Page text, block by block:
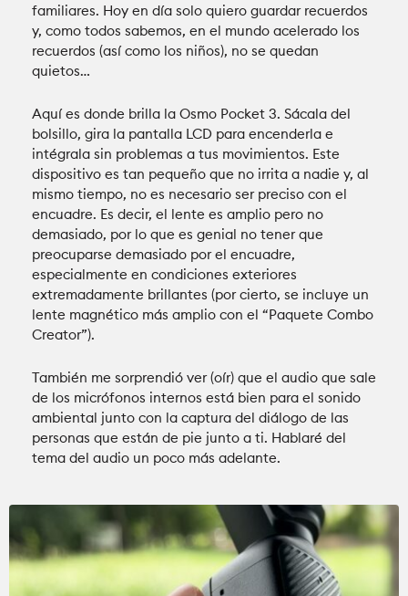
familiares. Hoy en día solo quiero guardar recuerdos
y, como todos sabemos, en el mundo acelerado los
recuerdos (así como los niños), no se quedan
quietos…
Aquí es donde brilla la Osmo Pocket 3. Sácala del
bolsillo, gira la pantalla LCD para encenderla e
intégrala sin problemas a tus movimientos. Este
dispositivo es tan pequeño que no irrita a nadie y, al
mismo tiempo, no es necesario ser preciso con el
encuadre. Es decir, el lente es amplio pero no
demasiado, por lo que es genial no tener que
preocuparse demasiado por el encuadre,
especialmente en condiciones exteriores
extremadamente brillantes (por cierto, se incluye un
lente magnético más amplio con el “Paquete Combo
Creator”).
También me sorprendió ver (oír) que el audio que sale
de los micrófonos internos está bien para el sonido
ambiental junto con la captura del diálogo de las
personas que están de pie junto a ti. Hablaré del
tema del audio un poco más adelante.